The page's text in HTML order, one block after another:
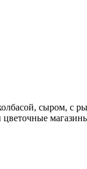
сыром, с
цветочные